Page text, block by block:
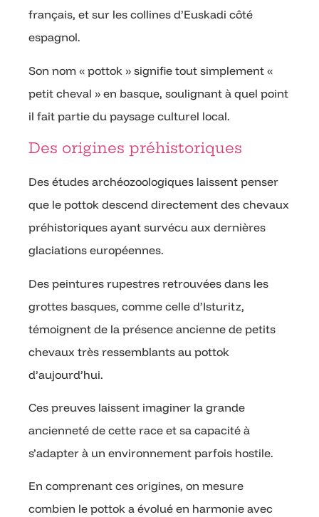
français, et sur les collines d’Euskadi côté
espagnol.
Son nom « pottok » signifie tout simplement «
petit cheval » en basque, soulignant à quel point
il fait partie du paysage culturel local.
Des origines préhistoriques
Des études archéozoologiques laissent penser
que le pottok descend directement des chevaux
préhistoriques ayant survécu aux dernières
glaciations européennes.
Des peintures rupestres retrouvées dans les
grottes basques, comme celle d’Isturitz,
témoignent de la présence ancienne de petits
chevaux très ressemblants au pottok
d’aujourd’hui.
Ces preuves laissent imaginer la grande
ancienneté de cette race et sa capacité à
s’adapter à un environnement parfois hostile.
En comprenant ces origines, on mesure
combien le pottok a évolué en harmonie avec